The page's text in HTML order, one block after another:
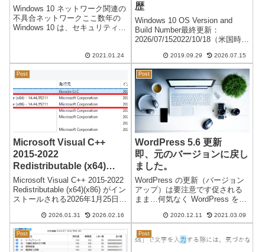
Windows 10 ネットワーク関連の
不具合ネットワークここ数年の
Windows 10 は、セキュリティー
す。Windows 7 や Windows 10
初期までは、正常に動作し...
2021.01.24
歴
Windows 10 OS Version and
Build Number最終更新：
2026/07/152022/10/18（米国時
リリースされました。以前と同
じように再び水曜日のアップデ
ー...
2019.09.29 2026.07.15
Post
Microsoft Visual C++
2015-2022
Redistributable (x64)
(x86) がインストールされ
る
Microsoft Visual C++ 2015-2022
Redistributable (x64)(x86) がイン
ストールされる2026年1月25日以
● Microsoft Visual C...
2026.01.31 2026.02.16
Post
WordPress 5.6 更新
即、元のバージョンに戻し
ました。
WordPress の更新（バージョン
アップ）は要注意です促される
まま…何気なく WordPress を
画面が・・・びっくり！即、元
WordPress をダウングレードす
ることになり...
2020.12.11 2021.03.09
Post Post